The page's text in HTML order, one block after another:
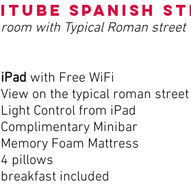
iTube Spanish
room with Typical Roman street
iPad with Free WiFi
View on the typical roman street
Light Control from iPad
Complimentary Minibar
Memory Foam Mattress
4 pillows
breakfast included